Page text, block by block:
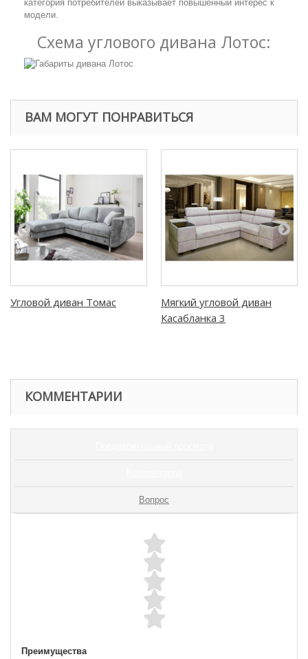
категория потребителей выказывает повышенный интерес к
модели.
Схема углового дивана Лотос:
ВАМ МОГУТ ПОНРАВИТЬСЯ
Угловой диван Томас
Мягкий угловой диван
Касабланка 3
КОММЕНТАРИИ
Вопрос
Преимущества